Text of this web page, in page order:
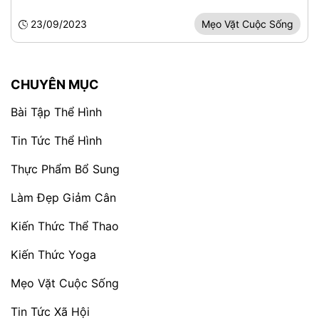
23/09/2023 Mẹo Vặt Cuộc Sống
CHUYÊN MỤC
Bài Tập Thể Hình
Tin Tức Thể Hình
Thực Phẩm Bổ Sung
Làm Đẹp Giảm Cân
Kiến Thức Thể Thao
Kiến Thức Yoga
Mẹo Vặt Cuộc Sống
Tin Tức Xã Hội